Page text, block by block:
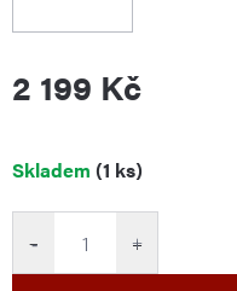
2 199 Kč
Měrná
Skladem (1 ks)
+
−